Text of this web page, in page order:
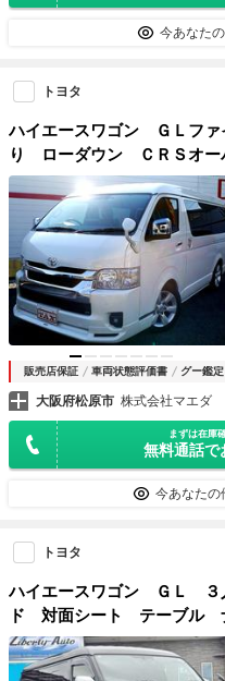
今あなた
トヨタ
ハイエースワゴン ＧＬフ
り ローダウン ＣＲＳオー
ク ランクル用１７インチ
ンナビ・後席モニター ロ
ｖｅｈｉｃｌｅシートカバー
販売店保証 車両状態評価書 グー鑑定
大阪府松原市 株式会社マエダ
まずは在庫
無料通話で
今あなたの
トヨタ
ハイエースワゴン ＧＬ ３
ド 対面シート テーブル
モニター バックカメラ ド
ン ルーフキャリア スマー